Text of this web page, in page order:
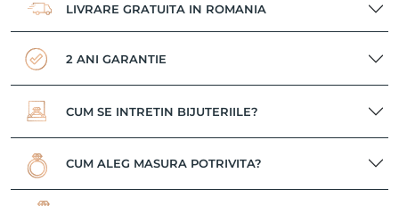
LIVRARE GRATUITA IN ROMANIA
2 ANI GARANTIE
CUM SE INTRETIN BIJUTERIILE?
CUM ALEG MASURA POTRIVITA?